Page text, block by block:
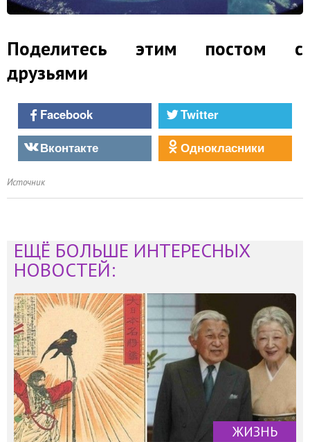
Поделитесь этим постом с
друзьями
Facebook
Twitter
Вконтакте
Однокласники
Источник
ЕЩЁ БОЛЬШЕ ИНТЕРЕСНЫХ
НОВОСТЕЙ:
ЖИЗНЬ